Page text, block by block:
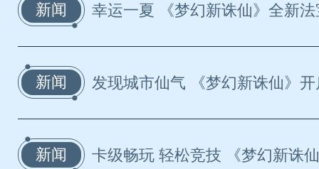
新闻 幸运一夏 《梦幻新诛仙》全新
新闻 发现城市仙气 《梦幻新诛仙》
新闻 卡级畅玩 轻松竞技 《梦幻新诛